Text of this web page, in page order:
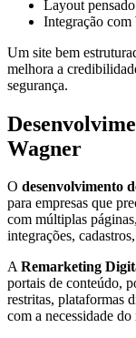
Layout
Integração
Um site bem
melhora a
segurança.
Wagner
O desenvolvimento
para empresas que
com múltiplas
integrações,
ARemarketing
portais de conteúdo,
restritas, plataformas
com a necessidade do